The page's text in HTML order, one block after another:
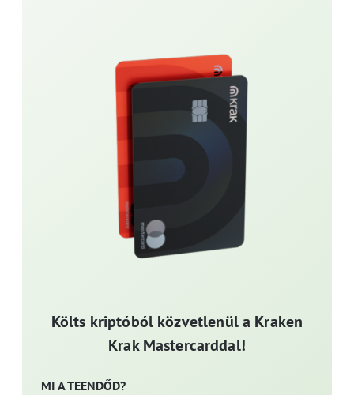
Költs kriptóból közvetlenül a Kraken
Krak Mastercarddal!
MI A TEENDŐD?